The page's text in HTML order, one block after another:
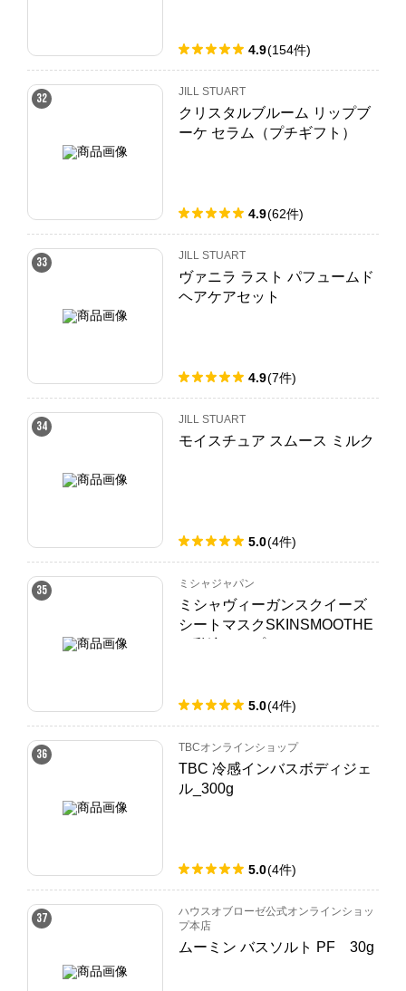
4.9(154件)
32 JILL STUART
クリスタルブルーム リップブ
ーケ セラム（プチギフト）
4.9(62件)
33 JILL STUART
ヴァニラ ラスト パフュームド
ヘアケアセット
4.9(7件)
34 JILL STUART
モイスチュア スムース ミルク
5.0(4件)
35 ミシャジャパン
ミシャヴィーガンスクイーズ
シートマスクSKINSMOOTHE
5.0(4件)
36 TBCオンラインショップ
TBC 冷感インバスボディジェ
ル_300g
5.0(4件)
37
ハウスオブローゼ公式オンラインショッ
プ本店
ムーミン バスソルト PF 30g